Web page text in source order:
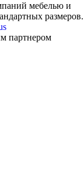
мебелью и
размеров.
партнером